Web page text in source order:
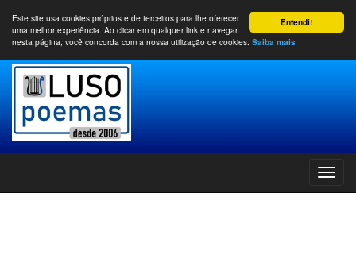
Entendi!
Este site usa cookies próprios e de terceiros para lhe oferecer
uma melhor experiência. Ao clicar em qualquer link e navegar
nesta página, você concorda com a nossa utilização de cookies. Saiba mais